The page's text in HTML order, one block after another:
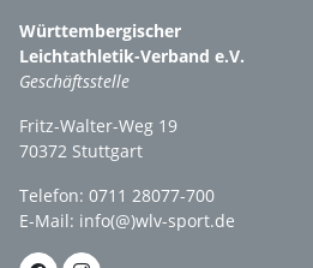
Württembergischer
Leichtathletik-Verband e.V.
Geschäftsstelle
Fritz-Walter-Weg 19
70372 Stuttgart
Telefon: 0711 28077-700
E-Mail: info(@)wlv-sport.de